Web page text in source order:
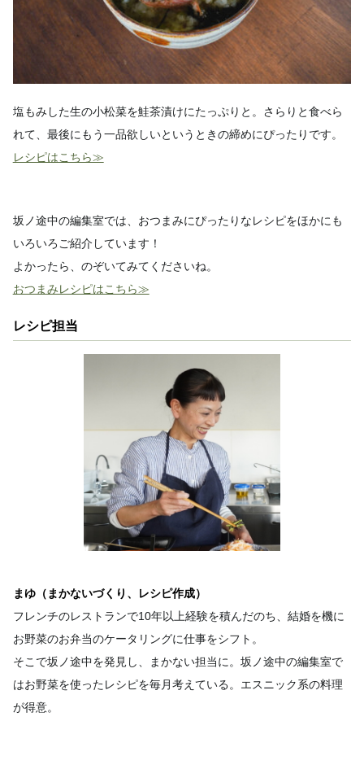
塩もみした生の小松菜を鮭茶漬けにたっぷりと。さらりと食べら
れて、最後にもう一品欲しいというときの締めにぴったりです。
レシピはこちら≫
坂ノ途中の編集室では、おつまみにぴったりなレシピをほかにも
いろいろご紹介しています！
よかったら、のぞいてみてくださいね。
おつまみレシピはこちら≫
レシピ担当
まゆ（まかないづくり、レシピ作成）
フレンチのレストランで10年以上経験を積んだのち、結婚を機に
お野菜のお弁当のケータリングに仕事をシフト。
そこで坂ノ途中を発見し、まかない担当に。坂ノ途中の編集室で
はお野菜を使ったレシピを毎月考えている。エスニック系の料理
が得意。